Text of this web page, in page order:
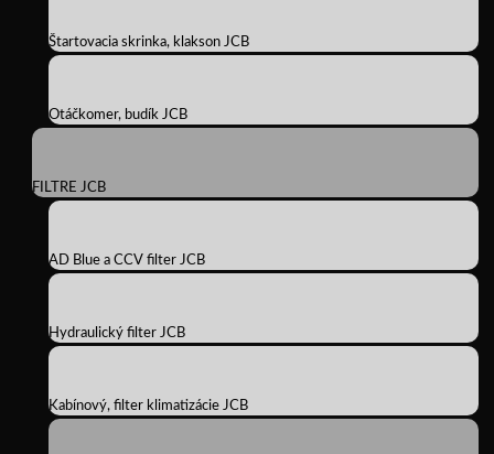
Štartovacia skrinka, klakson JCB
Otáčkomer, budík JCB
FILTRE JCB
AD Blue a CCV filter JCB
Hydraulický filter JCB
Kabínový, filter klimatizácie JCB